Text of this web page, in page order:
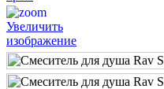
Увеличить
изображение